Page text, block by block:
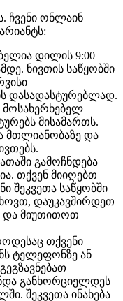
ჩვენი ონლაინ
დილის 9:00
ნივთის საწყობში
დასადასტურებლად.
მოსახერხებელ
მისამართს.
მთლიანობაზე და
გამოჩნდება
თქვენ მიიღებთ
შეკვეთა საწყობში
დაუკავშირდეთ
და მიუთითოთ
თქვენი
ტელეფონზე ან
განხორციელდეს
შეკვეთა ინახება